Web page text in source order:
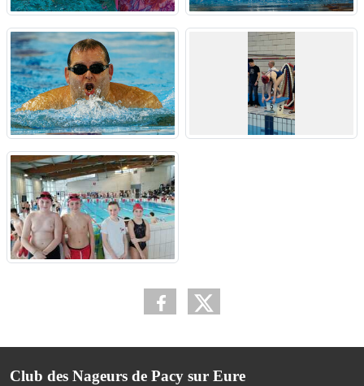
Club des Nageurs de Pacy sur Eure